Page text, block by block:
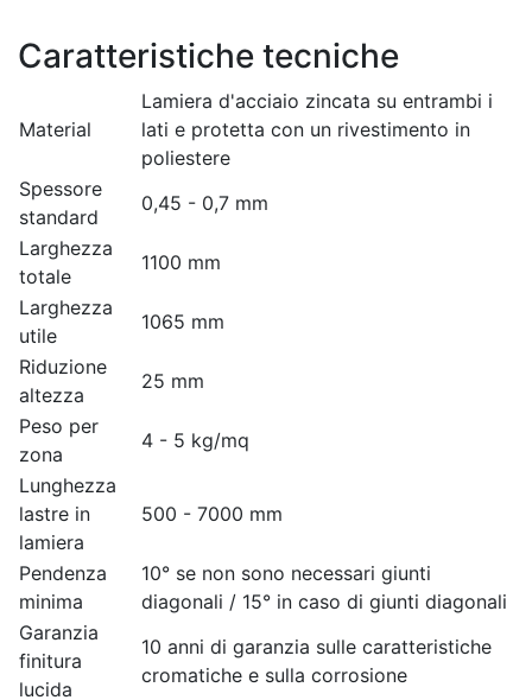
Caratteristiche tecniche
Material
Lamiera d'acciaio zincata su entrambi i
lati e protetta con un rivestimento in
poliestere
Spessore
standard
0,45 - 0,7 mm
Larghezza
totale
1100 mm
Larghezza
utile
1065 mm
Riduzione
altezza
25 mm
Peso per
zona
4 - 5 kg/mq
Lunghezza
lastre in
lamiera
500 - 7000 mm
Pendenza
minima
10° se non sono necessari giunti
diagonali / 15° in caso di giunti diagonali
Garanzia
finitura
lucida
10 anni di garanzia sulle caratteristiche
cromatiche e sulla corrosione